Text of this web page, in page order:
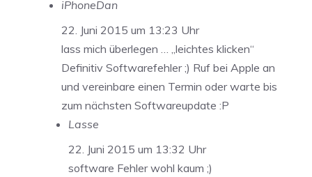
iPhoneDan
22. Juni 2015 um 13:23 Uhr
lass mich überlegen … „leichtes klicken“
Definitiv Softwarefehler ;) Ruf bei Apple an
und vereinbare einen Termin oder warte bis
zum nächsten Softwareupdate :P
Lasse
22. Juni 2015 um 13:32 Uhr
software Fehler wohl kaum ;)